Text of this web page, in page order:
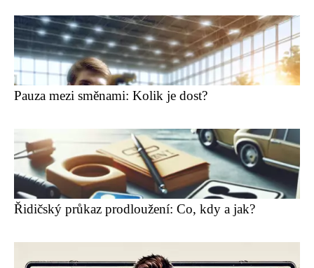
Pauza mezi směnami: Kolik je dost?
Řidičský průkaz prodloužení: Co, kdy a jak?